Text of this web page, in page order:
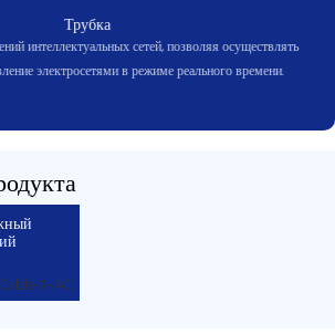
Трубка
интеллектуальных сетей, позволяя осуществлять
электросетями в режиме реального времени.